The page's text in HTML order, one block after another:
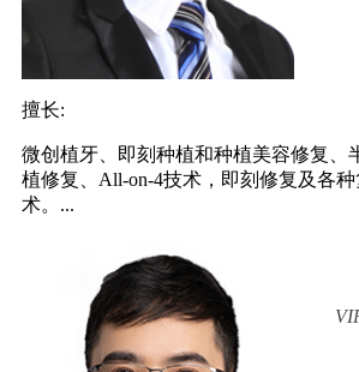
擅长:
微创植牙、即刻种植和种植美容修复、
植修复、All-on-4技术，即刻修复及各
术。...